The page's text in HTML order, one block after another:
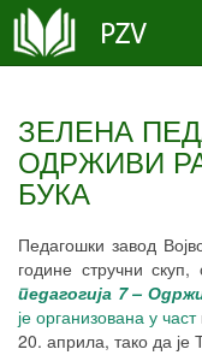
ЗЕЛЕНА
ОДРЖИВИ
БУКА
Педагошки завод
године стручни
педагогија 7 –
је организована у част
20. априла, тако да је